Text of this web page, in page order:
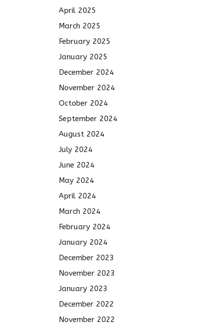
April 2025
March 2025
February 2025
January 2025
December 2024
November 2024
October 2024
September 2024
August 2024
July 2024
June 2024
May 2024
April 2024
March 2024
February 2024
January 2024
December 2023
November 2023
January 2023
December 2022
November 2022